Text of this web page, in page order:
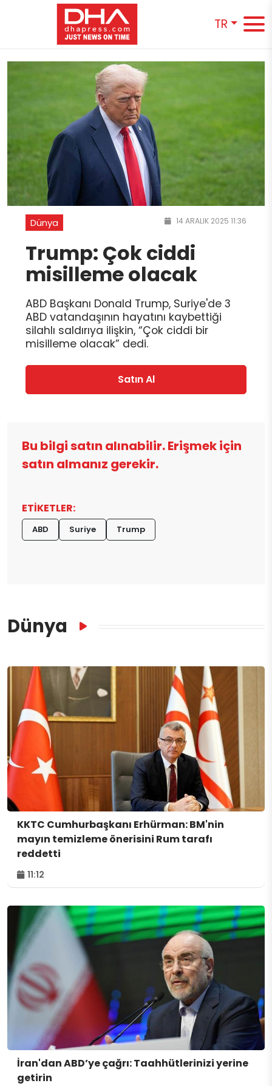
TR
Dünya 14 ARALIK 2025 11:36
Trump: Çok ciddi
misilleme olacak
ABD Başkanı Donald Trump, Suriye'de 3
ABD vatandaşının hayatını kaybettiği
silahlı saldırıya ilişkin, “Çok ciddi bir
misilleme olacak” dedi.
Satın Al
Bu bilgi satın alınabilir. Erişmek için
satın almanız gerekir.
ETİKETLER:
ABD Suriye Trump
Dünya
KKTC Cumhurbaşkanı Erhürman: BM'nin
mayın temizleme önerisini Rum tarafı
reddetti
11:12
İran'dan ABD’ye çağrı: Taahhütlerinizi yerine
getirin